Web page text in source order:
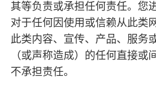
其等负责或承担任何责任。您
对于任何因使用或信赖从此类
此类内容、宣传、产品、服务
（或声称造成）的任何直接或
不承担责任。